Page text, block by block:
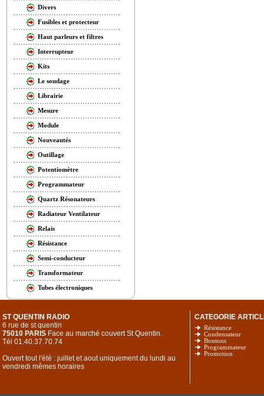
Divers
Fusibles et protecteur
Haut parleurs et filtres
Interrupteur
Kits
Le soudage
Librairie
Mesure
Module
Nouveautés
Outillage
Potentiomètre
Programmateur
Quartz Résonateurs
Radiateur Ventilateur
Relais
Résistance
Semi-conducteur
Transformateur
Tubes électroniques
ST QUENTIN RADIO
6 rue de st quentin
75010 PARIS Face au marché couvert St Quentin.
Tél 01.40.37.70.74
Ouvert tout l'été : juillet et aout uniquement du lundi au
vendredi mêmes horaires
CATEGORIE
Résistance
Condensateur
Boutons
Programmateur
Promotion